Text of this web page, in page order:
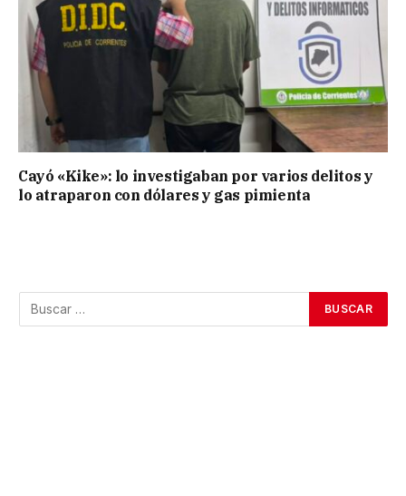
Cayó «Kike»: lo investigaban por varios delitos y
lo atraparon con dólares y gas pimienta